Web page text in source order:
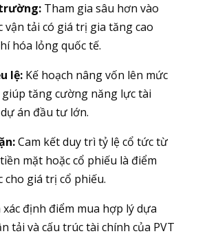
Tham gia sâu hơn vào
vận tải có giá trị gia tăng cao
hóa lỏng quốc tế.
lệ:Kế hoạch nâng vốn lên mức
giúp tăng cường năng lực tài
án đầu tư lớn.
Cam kết duy trì tỷ lệ cổ tức từ
mặt hoặc cổ phiếu là điểm
cho giá trị cổ phiếu.
xác định điểm mua hợp lý dựa
tải và cấu trúc tài chính của PVT